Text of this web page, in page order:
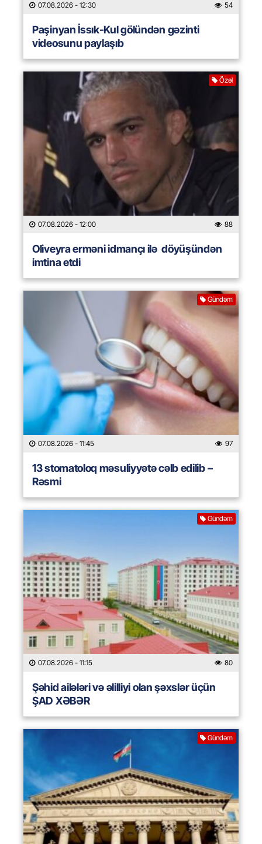
07.08.2026 - 12:30 54
Paşinyan İssık-Kul gölündən gəzinti
videosunu paylaşıb
Özəl
07.08.2026 - 12:00 88
Oliveyra erməni idmançı ilə döyüşündən
imtina etdi
Gündəm
07.08.2026 - 11:45 97
13 stomatoloq məsuliyyətə cəlb edilib –
Rəsmi
Gündəm
07.08.2026 - 11:15 80
Şəhid ailələri və əlilliyi olan şəxslər üçün
ŞAD XƏBƏR
Gündəm